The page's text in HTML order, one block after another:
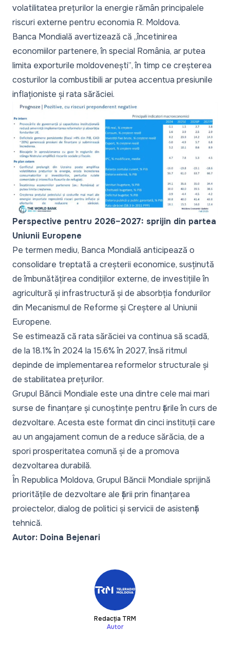
volatilitatea prețurilor la energie rămân principalele
riscuri externe pentru economia R. Moldova.
Banca Mondială avertizează că „încetinirea
economiilor partenere, în special România, ar putea
limita exporturile moldovenești”, în timp ce creșterea
costurilor la combustibili ar putea accentua presiunile
inflaționiste și rata sărăciei.
Perspective pentru 2026–2027: sprijin din partea
Uniunii Europene
Pe termen mediu, Banca Mondială anticipează o
consolidare treptată a creșterii economice, susținută
de îmbunătățirea condițiilor externe, de investițiile în
agricultură și infrastructură și de absorbția fondurilor
din Mecanismul de Reforme și Creștere al Uniunii
Europene.
Se estimează că rata sărăciei va continua să scadă,
de la 18.1% în 2024 la 15.6% în 2027, însă ritmul
depinde de implementarea reformelor structurale și
de stabilitatea prețurilor.
Grupul Băncii Mondiale este una dintre cele mai mari
surse de finanțare și cunoștințe pentru țările în curs de
dezvoltare. Acesta este format din cinci instituții care
au un angajament comun de a reduce sărăcia, de a
spori prosperitatea comună și de a promova
dezvoltarea durabilă.
În Republica Moldova, Grupul Băncii Mondiale sprijină
prioritățile de dezvoltare ale țării prin finanțarea
proiectelor, dialog de politici și servicii de asistență
tehnică.
Autor: Doina Bejenari
Redacția TRM
Autor